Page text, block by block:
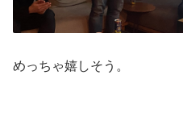
めっちゃ嬉しそう。